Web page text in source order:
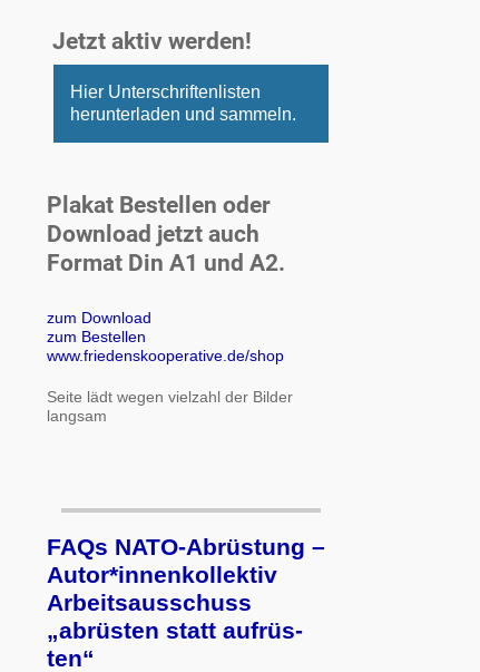
Jetzt aktiv werden!
Hier Unterschriftenlisten
herunterladen und sammeln.
Plakat Bestellen oder
Download jetzt auch
Format Din A1 und A2.
zum Download
zum Bestellen
www.friedenskooperative.de/shop
Seite lädt wegen vielzahl der Bilder
langsam
FAQs NATO-Abrüstung –
Autor*innenkollektiv
Arbeits­aus­schuss
„ab­rüs­ten statt auf­rüs­
ten“